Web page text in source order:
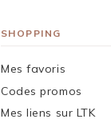
SHOPPING
Mes favoris
Codes promos
Mes liens sur LTK